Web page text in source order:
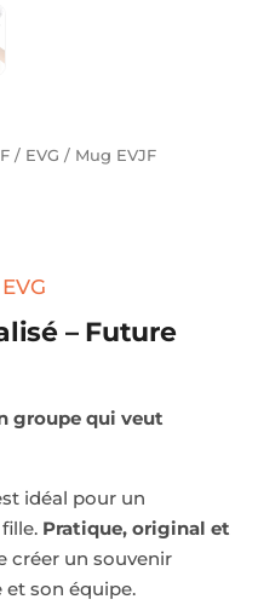
/ EVG / Mug EVJF
– Future
groupe qui veut
idéal pour un
Pratique, original et
créer un souvenir
son équipe.